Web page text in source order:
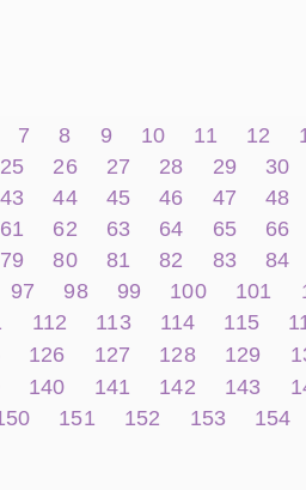
7 8 9 10 11 12
25 26 27 28 29 30
43 44 45 46 47 48
61 62 63 64 65 66
79 80 81 82 83 84
97 98 99 100 101
112 113 114 115
126 127 128 129
140 141 142 143
151 152 153 154